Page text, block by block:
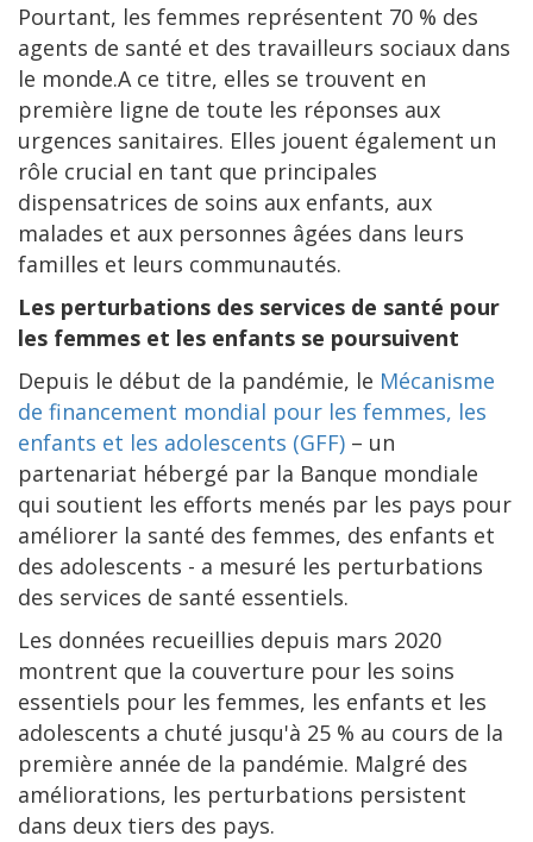
Pourtant, les femmes représentent 70 % des
agents de santé et des travailleurs sociaux dans
le monde.A ce titre, elles se trouvent en
première ligne de toute les réponses aux
urgences sanitaires. Elles jouent également un
rôle crucial en tant que principales
dispensatrices de soins aux enfants, aux
malades et aux personnes âgées dans leurs
familles et leurs communautés.
Les perturbations des services de santé pour
les femmes et les enfants se poursuivent
Depuis le début de la pandémie, le Mécanisme
de financement mondial pour les femmes, les
enfants et les adolescents (GFF) – un
partenariat hébergé par la Banque mondiale
qui soutient les efforts menés par les pays pour
améliorer la santé des femmes, des enfants et
des adolescents - a mesuré les perturbations
des services de santé essentiels.
Les données recueillies depuis mars 2020
montrent que la couverture pour les soins
essentiels pour les femmes, les enfants et les
adolescents a chuté jusqu'à 25 % au cours de la
première année de la pandémie. Malgré des
améliorations, les perturbations persistent
dans deux tiers des pays.